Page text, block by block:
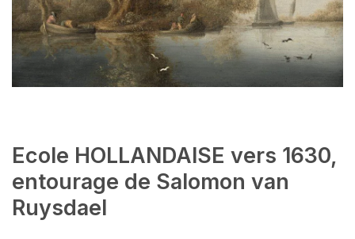
Ecole HOLLANDAISE vers 1630,
entourage de Salomon van
Ruysdael